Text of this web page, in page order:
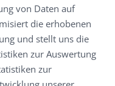
von Daten auf
die erhobenen
und stellt uns die
zur Auswertung
zur